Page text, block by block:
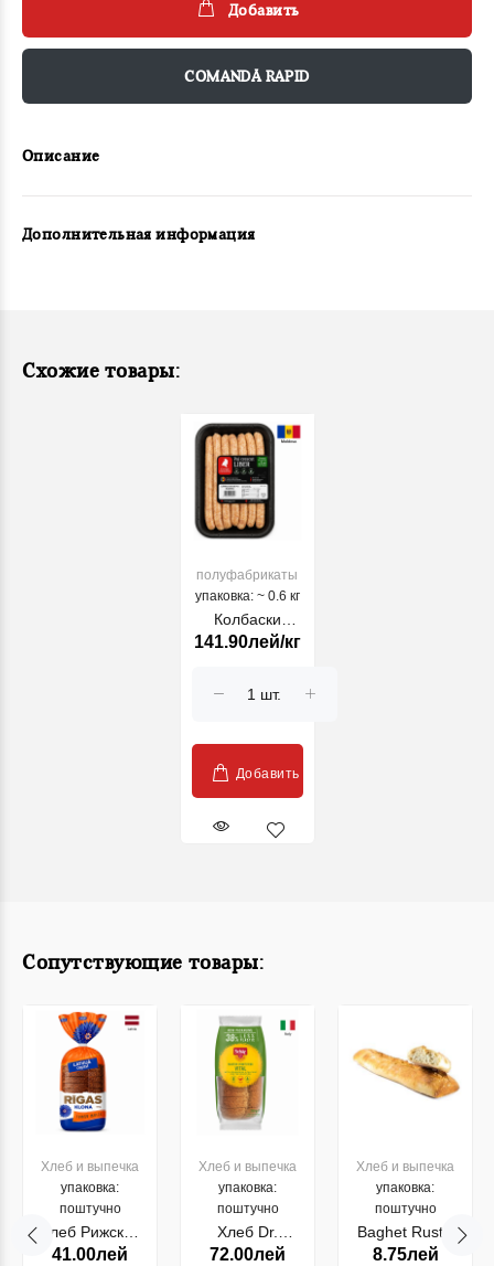
Добавить
COMANDĂ RAPID
Описание
Дополнительная информация
Схожие товары:
полуфабрикаты
упаковка: ~ 0.6 кг
Колбаски
куриные
141.90лей/кг
Добавить
Сопутствующие товары:
Хлеб и выпечка
упаковка:
поштучно
Хлеб Рижский
600 г
41.00лей
Хлеб и выпечка
упаковка:
поштучно
Хлеб Dr.
Schar,Maestro
72.00лей
Хлеб и выпечка
упаковка:
поштучно
Baghet Rustic
200gr
8.75лей